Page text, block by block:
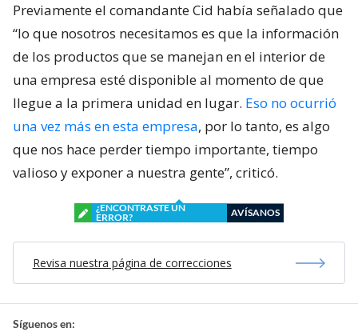
Previamente el comandante Cid había señalado que
“lo que nosotros necesitamos es que la información
de los productos que se manejan en el interior de
una empresa esté disponible al momento de que
llegue a la primera unidad en lugar. Eso no ocurrió
una vez más en esta empresa, por lo tanto, es algo
que nos hace perder tiempo importante, tiempo
valioso y exponer a nuestra gente”, criticó.
¿ENCONTRASTE UN
ERROR?
AVÍSANOS
Revisa nuestra página de correcciones
Síguenos en: